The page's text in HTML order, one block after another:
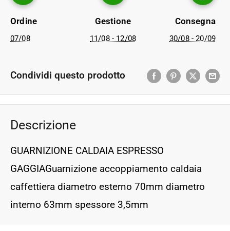
Ordine
07/08
Gestione
11/08 - 12/08
Consegna
30/08 - 20/09
Condividi questo prodotto
Descrizione
GUARNIZIONE CALDAIA ESPRESSO
GAGGIAGuarnizione accoppiamento caldaia
caffettiera diametro esterno 70mm diametro
interno 63mm spessore 3,5mm